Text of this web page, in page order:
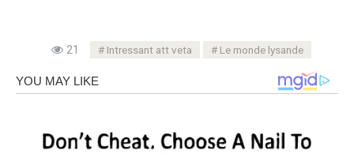
21 Intressant att veta Le monde lysande